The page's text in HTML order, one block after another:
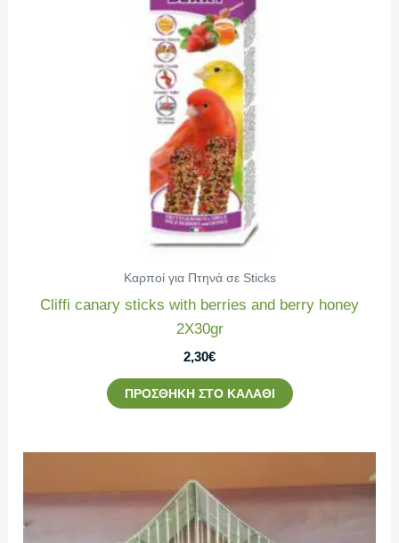
Καρποί για Πτηνά σε Sticks
Cliffi canary sticks with berries and berry honey
2Χ30gr
2,30€
ΠΡΟΣΘΉΚΗ ΣΤΟ ΚΑΛΆΘΙ